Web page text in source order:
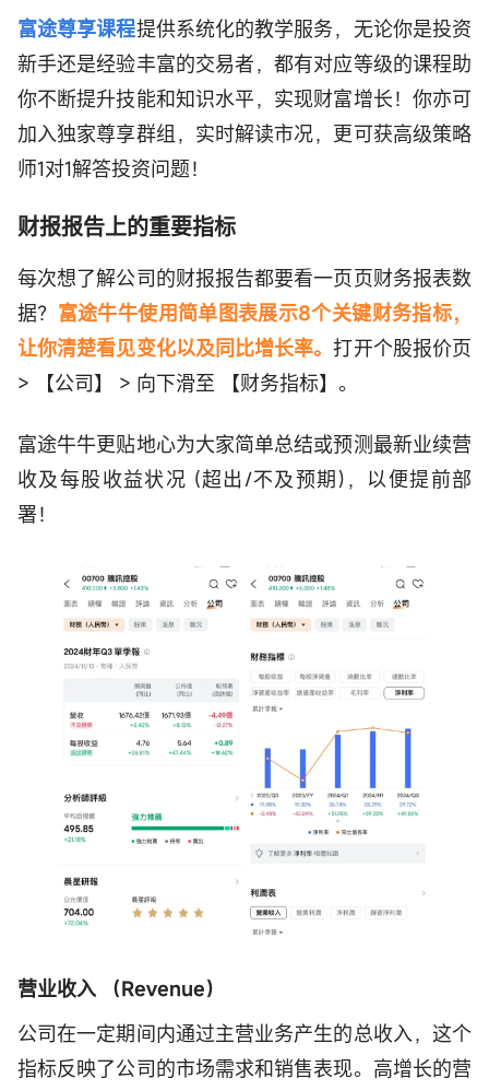
富途尊享课程提供系统化的教学服务，无论你是投资
新手还是经验丰富的交易者，都有对应等级的课程助
你不断提升技能和知识水平，实现财富增长！你亦可
加入独家尊享群组，实时解读市况，更可获高级策略
师1对1解答投资问题！
财报报告上的重要指标
每次想了解公司的财报报告都要看一页页财务报表数
据？ 富途牛牛使用简单图表展示8个关键财务指标，
让你清楚看见变化以及同比增长率。打开个股报价页
> 【公司】 > 向下滑至 【财务指标】。
富途牛牛更贴地心为大家简单总结或预测最新业续营
收及每股收益状况 (超出/不及预期)，以便提前部
署！
营业收入 （Revenue）
公司在一定期间内通过主营业务产生的总收入，这个
指标反映了公司的市场需求和销售表现。高增长的营